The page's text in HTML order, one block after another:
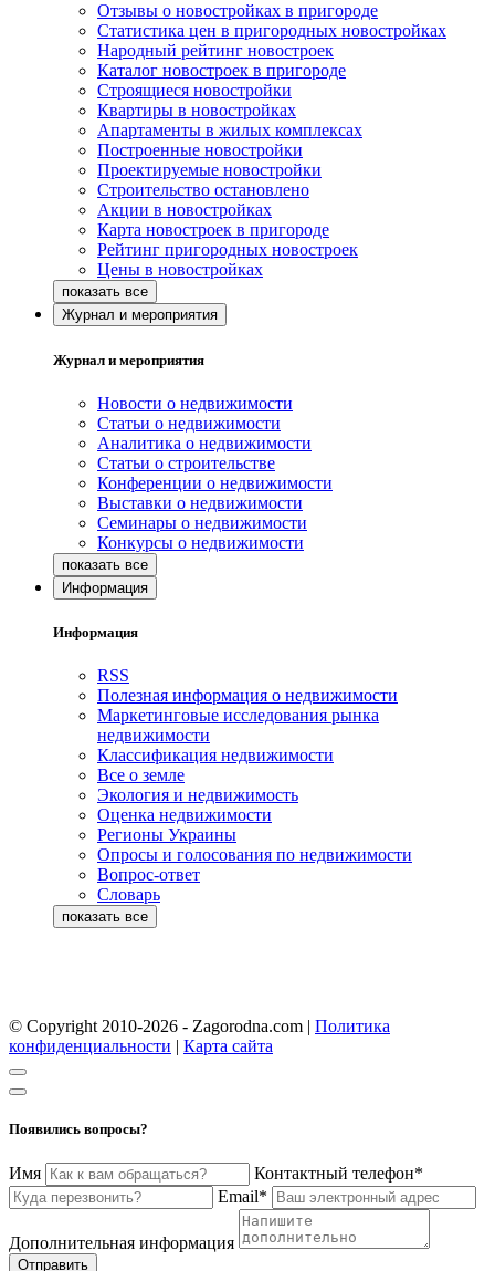
Отзывы о новостройках в пригороде
Статистика цен в пригородных новостройках
Народный рейтинг новостроек
Каталог новостроек в пригороде
Строящиеся новостройки
Квартиры в новостройках
Апартаменты в жилых комплексах
Построенные новостройки
Проектируемые новостройки
Строительство остановлено
Акции в новостройках
Карта новостроек в пригороде
Рейтинг пригородных новостроек
Цены в новостройках
Журнал и мероприятия
Журнал и мероприятия
Новости о недвижимости
Статьи о недвижимости
Аналитика о недвижимости
Статьи о строительстве
Конференции о недвижимости
Выставки о недвижимости
Семинары о недвижимости
Конкурсы о недвижимости
Информация
Информация
RSS
Полезная информация о недвижимости
Маркетинговые исследования рынка
недвижимости
Классификация недвижимости
Все о земле
Экология и недвижимость
Оценка недвижимости
Регионы Украины
Опросы и голосования по недвижимости
Вопрос-ответ
Словарь
© Copyright 2010-2026 - Zagorodna.com | Политика
конфиденциальности | Карта сайта
Появились вопросы?
Имя
Контактный телефон*
Email*
Дополнительная информация
Отправить